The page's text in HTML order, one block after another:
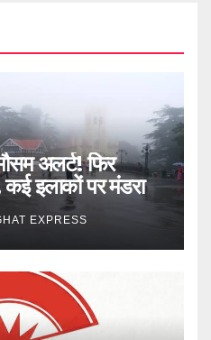
अलर्ट! फिर
इलाकों पर मंडरा
EXPRESS